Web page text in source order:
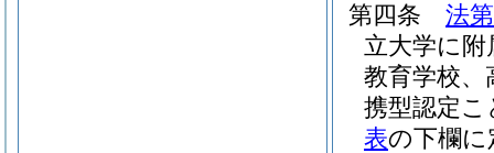
第四条
法
立大学に
教育学校、
携型認定こ
表の下欄